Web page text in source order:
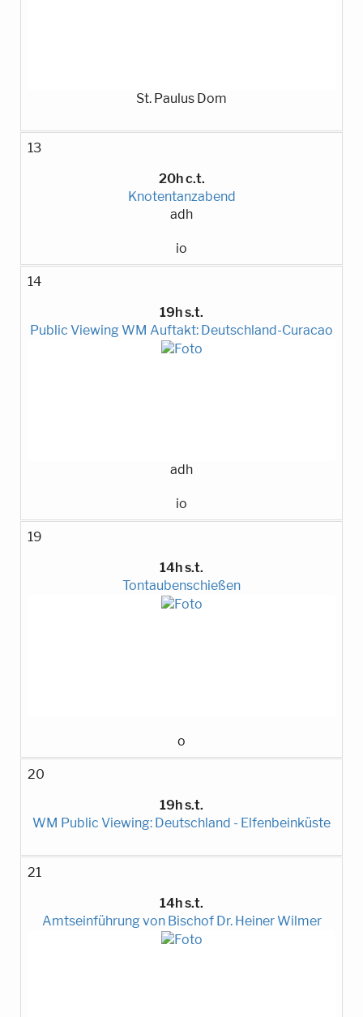
St. Paulus Dom
13
20h c.t.
Knotentanzabend
adh
io
14
19h s.t.
Public Viewing WM Auftakt: Deutschland-Curacao
adh
io
19
14h s.t.
Tontaubenschießen
o
20
19h s.t.
WM Public Viewing: Deutschland - Elfenbeinküste
21
14h s.t.
Amtseinführung von Bischof Dr. Heiner Wilmer